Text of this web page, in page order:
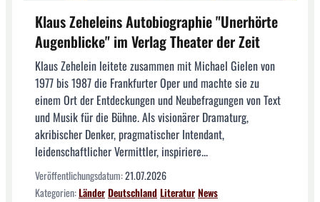
Klaus Zeheleins Autobiographie "Unerhörte
Augenblicke" im Verlag Theater der Zeit
Klaus Zehelein leitete zusammen mit Michael Gielen von
1977 bis 1987 die Frankfurter Oper und machte sie zu
einem Ort der Entdeckungen und Neubefragungen von Text
und Musik für die Bühne. Als visionärer Dramaturg,
akribischer Denker, pragmatischer Intendant,
leidenschaftlicher Vermittler, inspiriere...
Veröffentlichungsdatum:21.07.2026
Kategorien:LänderDeutschlandLiteraturNews